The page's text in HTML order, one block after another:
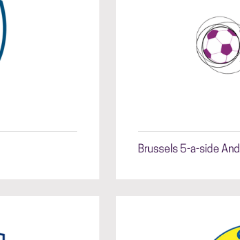
Brussels 5-a-side